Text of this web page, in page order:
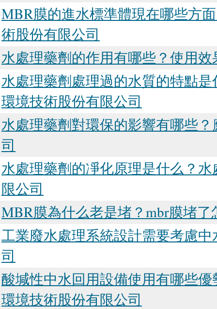
MBR膜的進水標準體現在哪些方
術股份有限公司
水處理藥劑的作用有哪些？使用
水處理藥劑處理過的水質的特點
環境技術股份有限公司
水處理藥劑對環保的影響有哪些
司
水處理藥劑的凈化原理是什么？
限公司
MBR膜為什么老是堵？mbr膜堵
工業廢水處理系統設計需要考慮
司
酸堿性中水回用設備使用有哪些
環境技術股份有限公司